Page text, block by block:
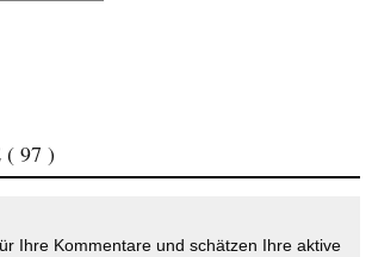
( 97 )
Ihre Kommentare und schätzen Ihre aktive